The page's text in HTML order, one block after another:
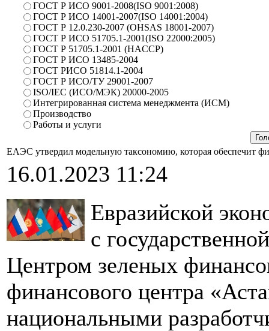
ГОСТ Р ИСО 9001-2008(ISO 9001:2008)
ГОСТ Р ИСО 14001-2007(ISO 14001:2004)
ГОСТ Р 12.0.230-2007 (OHSAS 18001-2007)
ГОСТ Р ИСО 51705.1-2001(ISO 22000:2005)
ГОСТ Р 51705.1-2001 (HACCP)
ГОСТ Р ИСО 13485-2004
ГОСТ РИСО 51814.1-2004
ГОСТ Р ИСО/ТУ 29001-2007
ISO/IEC (ИСО/МЭК) 20000-2005
Интегрированная система менеджмента (ИСМ)
Производство
Работы и услуги
ЕАЭС утвердил модельную таксономию, которая обеспечит
16.01.2023 11:24
Евразийской
с
Центром зеленых
финансового центра
национальными